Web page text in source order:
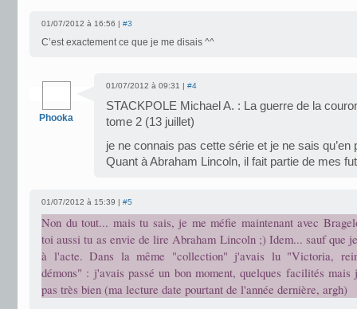
01/07/2012 à 16:56 | #3
C’est exactement ce que je me disais ^^
Phooka
01/07/2012 à 09:31 | #4
STACKPOLE Michael A. : La guerre de la
tome 2 (13 juillet)
je ne connais pas cette série et je ne sais qu’en
Quant à Abraham Lincoln, il fait partie de mes
01/07/2012 à 15:39 | #5
Non du tout... mais tu sais, je me méfie maintenant avec
toi aussi tu as envie de lire Abraham Lincoln ;) Idem... sauf que
à l'acte. Dans la même "collection" j'avais lu "Victoria,
démons" : j'avais passé un bon moment, quelques facilités mais
pas très bien (ma lecture date pourtant de l'année dernière, argh)